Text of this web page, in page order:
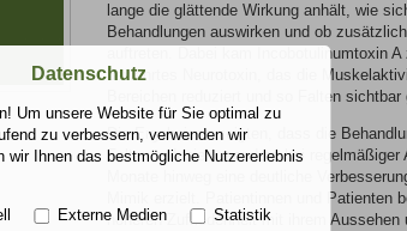
lange die glättende Wirkung anhält, wie
Behandlungen auswirken und ob
auftreten. Dabei kam Incobotulinumtoxin
bewährtes Neurotoxin, das die
Bereichen reduziert und so Falten sichtbar
Die Ergebnisse zeigten, dass die
Falten reduziert, sondern bei regelmäßiger
Monate hinweg eine deutliche
Mimik erzielt. Patientinnen und Patienten
höheren Zufriedenheit mit ihrem Aussehen
Datenschutz
Um unsere Website für Sie optimal zu
zu verbessern, verwenden wir
wir Ihnen das bestmögliche Nutzererlebnis
Externe Medien Statistik